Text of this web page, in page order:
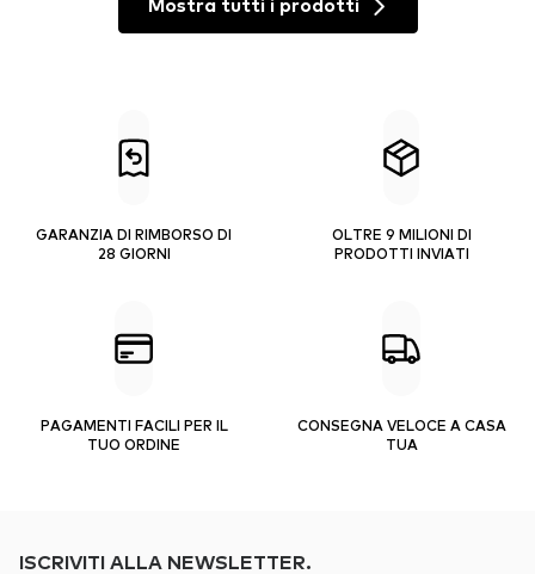
Mostra tutti i prodotti
GARANZIA DI RIMBORSO DI
28 GIORNI
OLTRE 9 MILIONI DI
PRODOTTI INVIATI
PAGAMENTI FACILI PER IL
TUO ORDINE
CONSEGNA VELOCE A CASA
TUA
ISCRIVITI ALLA NEWSLETTER.